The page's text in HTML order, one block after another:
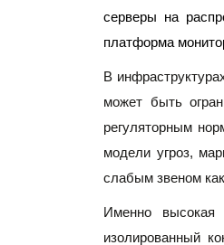
серверы на
платформа
В
может быть
регуляторным
модели угроз,
слабым звеном как
Именно высокая
изолированный